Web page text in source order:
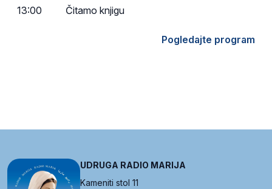
13:00 Čitamo knjigu
Pogledajte program
UDRUGA RADIO MARIJA
Kameniti stol 11